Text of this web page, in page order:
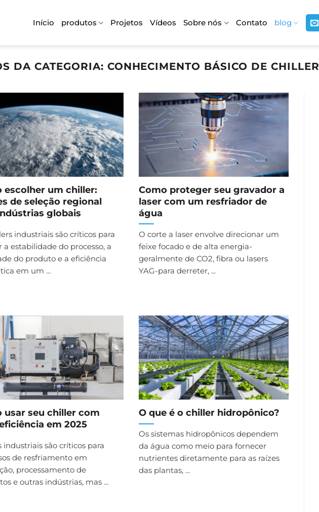
Início produtos Projetos Vídeos Sobre nós Contato blog
DA CATEGORIA: CONHECIMENTO BÁSICO DE CHILLER
escolher um chiller:
de seleção regional
globais
industriais são críticos para
a estabilidade do processo, a
do produto e a eficiência
em um ...
Como proteger seu gravador a
laser com um resfriador de
água
O corte a laser envolve direcionar um
feixe focado e de alta energia-
geralmente de CO2, fibra ou lasers
YAG-para derreter, ...
usar seu chiller com
em 2025
industriais são críticos para
de resfriamento em
processamento de
e outras indústrias, mas ...
O que é o chiller hidropônico?
Os sistemas hidropônicos dependem
da água como meio para fornecer
nutrientes diretamente para as raízes
das plantas, ...